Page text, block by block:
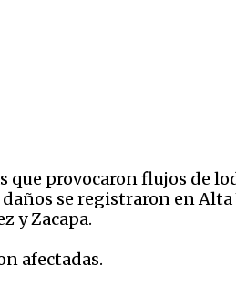
que provocaron flujos de
se registraron en Alta
y Zacapa.
afectadas.